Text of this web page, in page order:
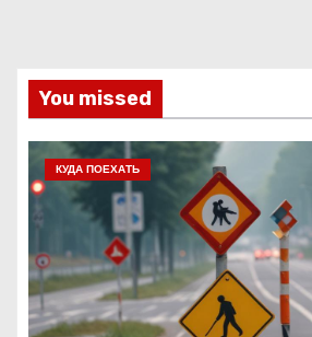
You missed
КУДА ПОЕХАТЬ